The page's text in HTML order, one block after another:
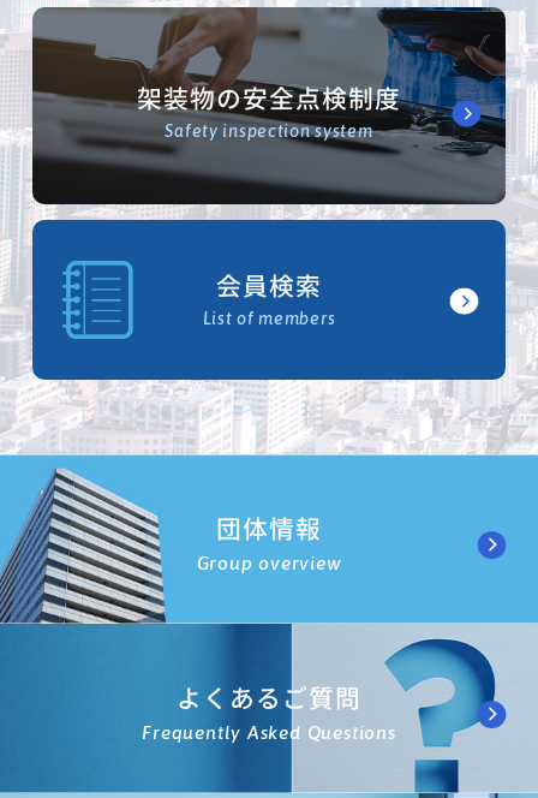
架装物の安全点検制度
Safety inspection system
会員検索
List of members
団体情報
Group overview
よくあるご質問
Frequently Asked Questions